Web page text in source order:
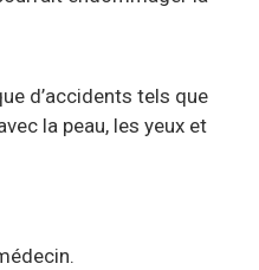
d’accidents tels que
la peau, les yeux et